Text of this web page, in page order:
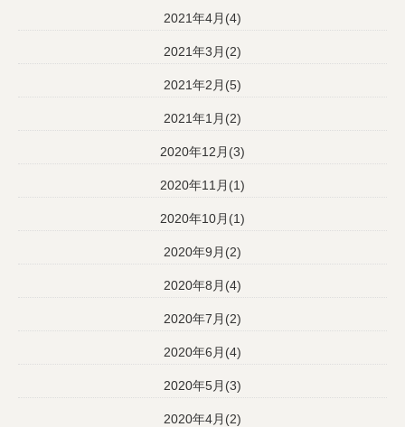
2021年4月(4)
2021年3月(2)
2021年2月(5)
2021年1月(2)
2020年12月(3)
2020年11月(1)
2020年10月(1)
2020年9月(2)
2020年8月(4)
2020年7月(2)
2020年6月(4)
2020年5月(3)
2020年4月(2)